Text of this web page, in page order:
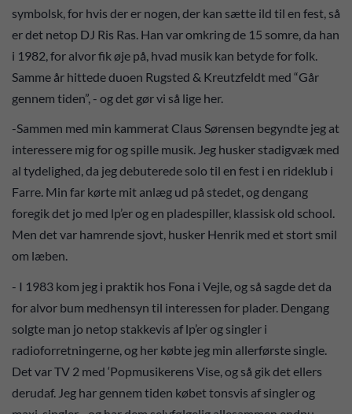
symbolsk, for hvis der er nogen, der kan sætte ild til en fest, så
er det netop DJ Ris Ras. Han var omkring de 15 somre, da han
i 1982, for alvor fik øje på, hvad musik kan betyde for folk.
Samme år hittede duoen Rugsted & Kreutzfeldt med “Går
gennem tiden”, - og det gør vi så lige her.
-Sammen med min kammerat Claus Sørensen begyndte jeg at
interessere mig for og spille musik. Jeg husker stadigvæk med
al tydelighed, da jeg debuterede solo til en fest i en rideklub i
Farre. Min far kørte mit anlæg ud på stedet, og dengang
foregik det jo med lp’er og en pladespiller, klassisk old school.
Men det var hamrende sjovt, husker Henrik med et stort smil
om læben.
- I 1983 kom jeg i praktik hos Fona i Vejle, og så sagde det da
for alvor bum medhensyn til interessen for plader. Dengang
solgte man jo netop stakkevis af lp’er og singler i
radioforretningerne, og her købte jeg min allerførste single.
Det var TV 2 med ‘Popmusikerens Vise, og så gik det ellers
derudaf. Jeg har gennem tiden købet tonsvis af singler og